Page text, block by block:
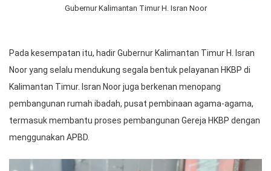
Gubernur Kalimantan Timur H. Isran Noor
Pada kesempatan itu, hadir Gubernur Kalimantan Timur H. Isran
Noor yang selalu mendukung segala bentuk pelayanan HKBP di
Kalimantan Timur. Isran Noor juga berkenan menopang
pembangunan rumah ibadah, pusat pembinaan agama-agama,
termasuk membantu proses pembangunan Gereja HKBP dengan
menggunakan APBD.